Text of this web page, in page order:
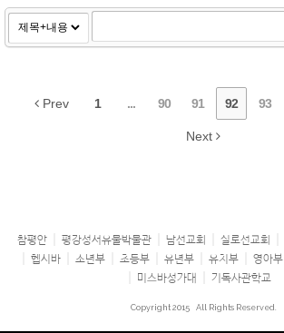
Prev 1 ... 90 91 92 93
Next
참평안 평강성서유물박물관 남선교회 실로선교회
헵시바
소년부 초등부 유년부 유치부 영아부
미스바성가대
기독사관학교
Copyright 2015 All Rights Reserved.